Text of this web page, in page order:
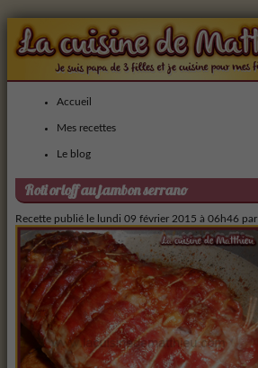
Accueil
Mes recettes
Le blog
Roti orloff au jambon serrano
Recette publié le lundi 09 février 2015 à 06h46par